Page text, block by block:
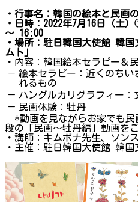
・行事名：韓国の絵本と民画
・日時：2022年7月16日（
～ 16:00
・場所：駐日韓国大使館 韓
ムト」
・内容：韓国絵本セラピー
－ 絵本セラピー：近くのち
れるもの
－ ハングルカリグラフィー：
－ 民画体験：牡丹
*動画を見ながらお家でも民
段の「民画〜牡丹編」動画を
・講師：キムボナ先生、ソン
・主催：駐日韓国大使館 韓国